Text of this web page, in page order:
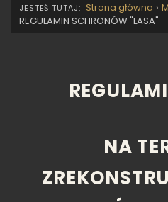
Strona główna ›
REGULAMIN SCHRONÓW "LASA"
NA